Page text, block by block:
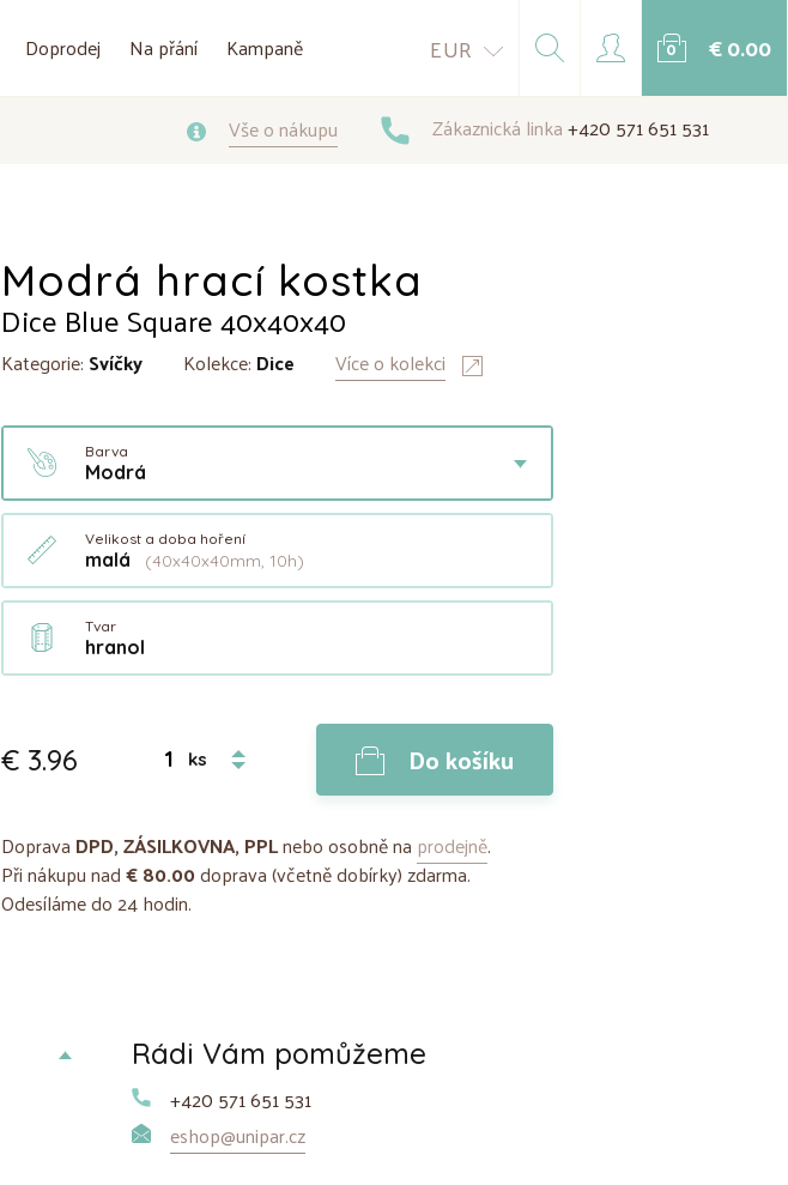
Doprodej Na přání Kampaně EUR 0 € 0.00
Vše o nákupu Zákaznická linka+420 571 651 531
Modrá hrací kostka
Dice Blue Square 40x40x40
Kategorie: Svíčky Kolekce: Dice Více o kolekci
Barva
Modrá
Velikost a doba hoření
malá (40x40x40mm, 10h)
Tvar
hranol
€ 3.96 ks Do košíku
Doprava DPD, ZÁSILKOVNA, PPLnebo osobně na prodejně.
Při nákupu nad€ 80.00doprava (včetně dobírky) zdarma.
Odesíláme do 24 hodin.
Rádi Vám pomůžeme
+420 571 651 531
eshop@unipar.cz